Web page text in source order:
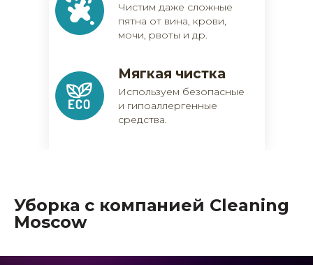
Чистим даже сложные
пятна от вина, крови,
мочи, рвоты и др.
Используем безопасные
и гипоаллергенные
средства.
Мягкая чистка
Уборка с компанией Cleaning
Moscow